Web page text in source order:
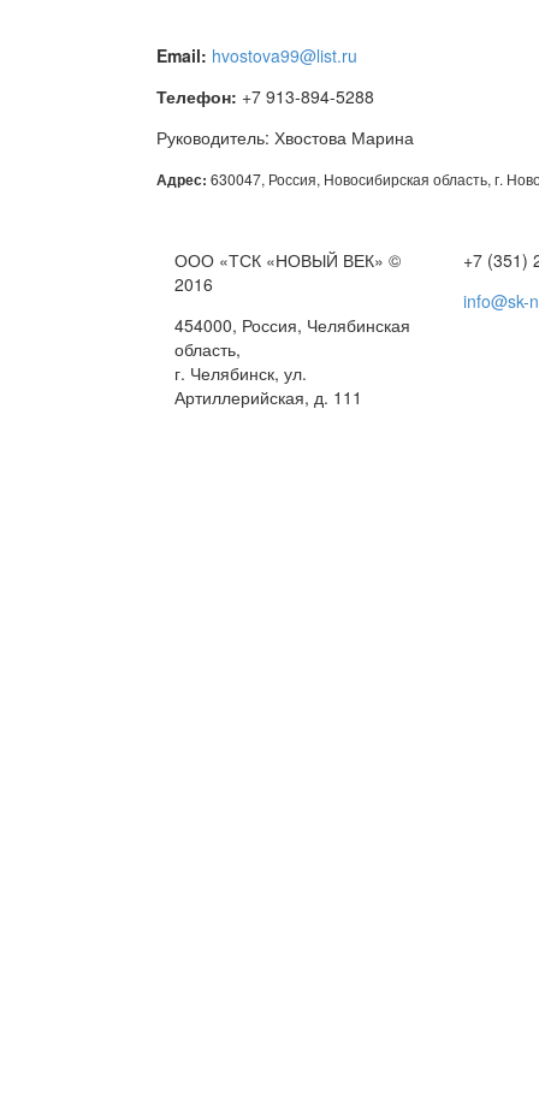
Email: hvostova99@list.ru
Телефон: +7 913-894-5288
Руководитель: Хвостова Марина
Адрес: 630047, Россия, Новосибирская область, г.
ООО «ТСК «НОВЫЙ ВЕК» ©
2016
454000, Россия, Челябинская
область,
г. Челябинск, ул.
Артиллерийская, д. 111
+7 (351)
info@sk-